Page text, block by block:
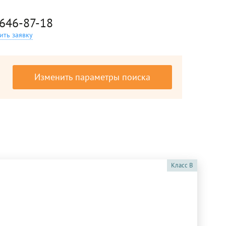
87-18
заявку
Изменить параметры поиска
Класс B